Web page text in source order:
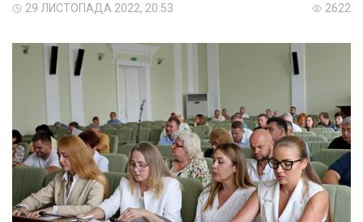
29 ЛИСТОПАДА 2022, 20:53 2622